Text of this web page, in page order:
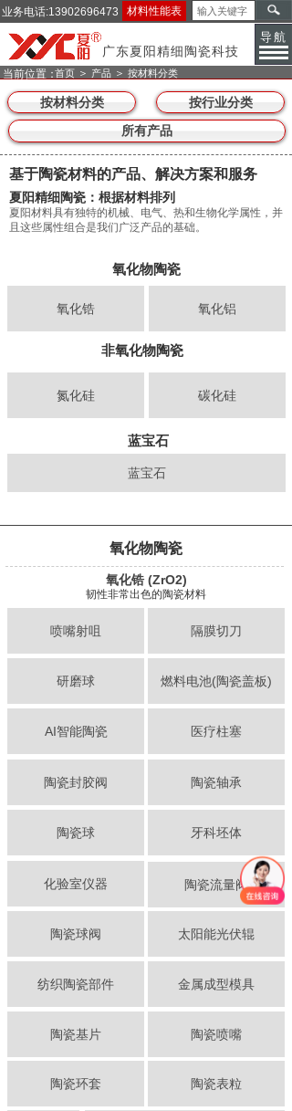
业务电话:13902696473 材料性能表
导航
广东夏阳精细陶瓷科技
首页 ＞ 产品 ＞ 按材料分类
当前位置：
按行业分类
按材料分类
所有产品
基于陶瓷材料的产品、解决方案和服务
夏阳精细陶瓷：根据材料排列
夏阳材料具有独特的机械、电气、热和生物化学属性，并
且这些属性组合是我们广泛产品的基础。
氧化物陶瓷
氧化铝
氧化锆
非氧化物陶瓷
氮化硅 碳化硅
蓝宝石
蓝宝石
氧化物陶瓷
氧化锆 (ZrO2)
韧性非常出色的陶瓷材料
喷嘴射咀 隔膜切刀
研磨球 燃料电池(陶瓷盖板)
医疗柱塞
AI智能陶瓷
陶瓷轴承
陶瓷封胶阀
陶瓷球 牙科坯体
化验室仪器 陶瓷流量阀
太阳能光伏辊
陶瓷球阀
金属成型模具
纺织陶瓷部件
陶瓷基片 陶瓷喷嘴
陶瓷表粒
陶瓷环套